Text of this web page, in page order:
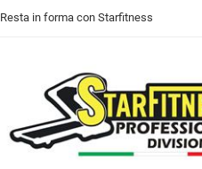
Resta in forma con Starfitness